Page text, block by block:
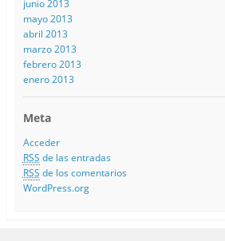
junio 2013
mayo 2013
abril 2013
marzo 2013
febrero 2013
enero 2013
Meta
Acceder
RSS de las entradas
RSS de los comentarios
WordPress.org